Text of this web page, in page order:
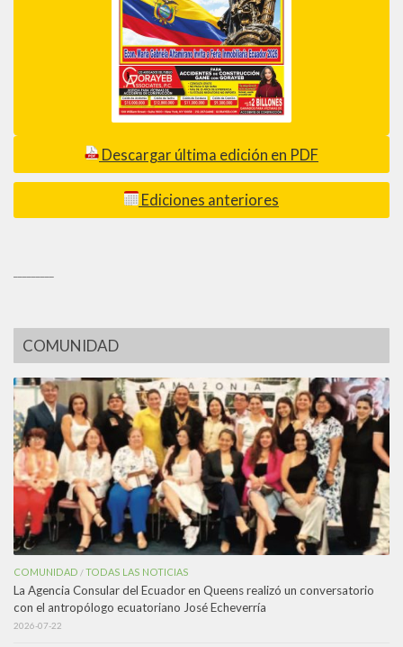
Descargar última edición en PDF
Ediciones anteriores
COMUNIDAD
COMUNIDAD /TODAS LAS NOTICIAS
La Agencia Consular del Ecuador en Queens realizó un conversatorio
con el antropólogo ecuatoriano José Echeverría
2026-07-22